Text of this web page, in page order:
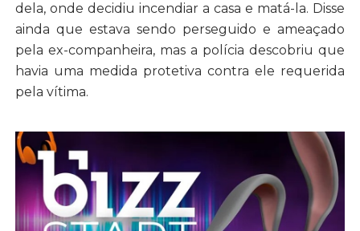
dela, onde decidiu incendiar a casa e matá-la. Disse
ainda que estava sendo perseguido e ameaçado
pela ex-companheira, mas a polícia descobriu que
havia uma medida protetiva contra ele requerida
pela vítima.